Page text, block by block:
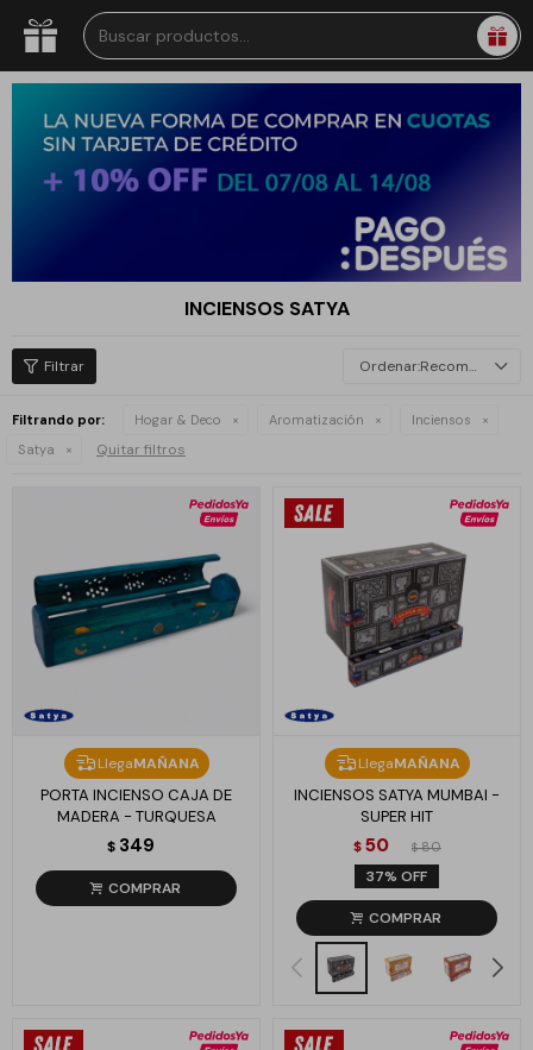
INCIENSOS SATYA
Recomendados
Filtrando por: Hogar & Deco Aromatización
Inciensos
Satya
Quitar filtros
LlegaMAÑANA
PORTA INCIENSO CAJA DE
MADERA - TURQUESA
$ 349
LlegaMAÑANA
INCIENSOS SATYA MUMBAI -
SUPER HIT
$ 50 $ 80
37